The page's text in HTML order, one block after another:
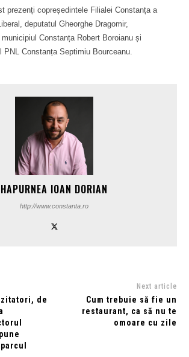
prezenți copreședintele Filialei Constanța a
deputatul Gheorghe Dragomir,
Constanța Robert Boroianu și
PNL Constanța Septimiu Bourceanu.
HAPURNEA IOAN DORIAN
http://www.constanta.ro
de
Next article
Cum trebuie să fie un
restaurant, ca să nu te
omoare cu zile